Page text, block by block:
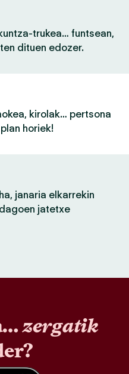
trukea… funtsean,
dituen edozer.
kirolak… pertsona
horiek!
janaria elkarrekin
jatetxe
zergatik